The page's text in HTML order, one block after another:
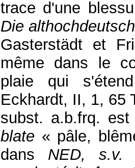
trace d'une
Die
Gasterstädt et
même dans le
plaie qui
Eckhardt, II, 1, 65
subst. a.b.frq.
blate « pâle,
dans NED, s.v.